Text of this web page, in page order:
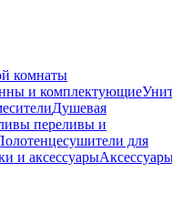
комнаты
и комплектующие
Душевая
переливы и
для
и аксессуары